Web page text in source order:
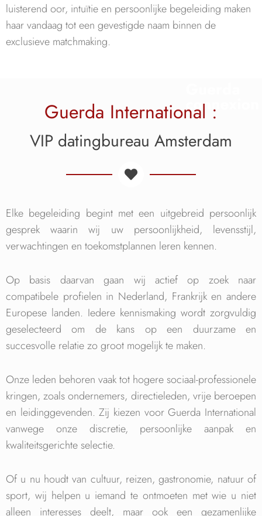
luisterend oor, intuïtie en persoonlijke begeleiding maken
haar vandaag tot een gevestigde naam binnen de
exclusieve matchmaking.
Guerda International :
VIP datingbureau Amsterdam
Elke begeleiding begint met een uitgebreid persoonlijk
gesprek waarin wij uw persoonlijkheid, levensstijl,
verwachtingen en toekomstplannen leren kennen.
Op basis daarvan gaan wij actief op zoek naar
compatibele profielen in Nederland, Frankrijk en andere
Europese landen. Iedere kennismaking wordt zorgvuldig
geselecteerd om de kans op een duurzame en
succesvolle relatie zo groot mogelijk te maken.
Onze leden behoren vaak tot hogere sociaal-professionele
kringen, zoals ondernemers, directieleden, vrije beroepen
en leidinggevenden. Zij kiezen voor Guerda International
vanwege onze discretie, persoonlijke aanpak en
kwaliteitsgerichte selectie.
Of u nu houdt van cultuur, reizen, gastronomie, natuur of
sport, wij helpen u iemand te ontmoeten met wie u niet
alleen interesses deelt, maar ook een gezamenlijke